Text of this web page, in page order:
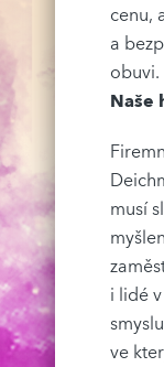
cenu,
a
obuvi.
Naše
musí
i lidé
ve